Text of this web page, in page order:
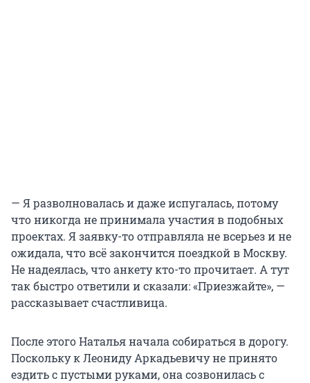
— Я разволновалась и даже испугалась, потому
что никогда не принимала участия в подобных
проектах. Я заявку-то отправляла не всерьез и не
ожидала, что всё закончится поездкой в Москву.
Не надеялась, что анкету кто-то прочитает. А тут
так быстро ответили и сказали: «Приезжайте», —
рассказывает счастливица.
После этого Наталья начала собираться в дорогу.
Поскольку к Леониду Аркадьевичу не принято
ездить с пустыми руками, она созвонилась с